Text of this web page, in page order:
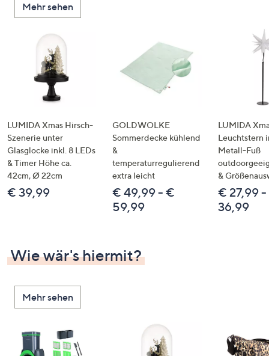
Mehr sehen
LUMIDA Xmas Hirsch-
Szenerie unter
Glasglocke inkl. 8 LEDs
& Timer Höhe ca.
42cm, Ø 22cm
€ 39,99
GOLDWOLKE
Sommerdecke kühlend
&
temperaturregulierend
extra leicht
€ 49,99 - €
59,99
LUMIDA
Leuchtstern
Metall-Fuß
&
€ 27,99
36,99
Wie wär's hiermit?
Mehr sehen